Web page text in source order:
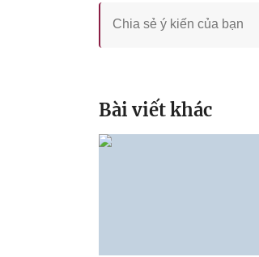
Bài viết khác